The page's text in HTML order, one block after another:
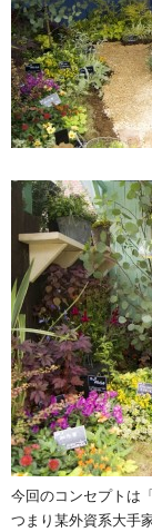
今回のコンセプトは
つまり某外資系大手